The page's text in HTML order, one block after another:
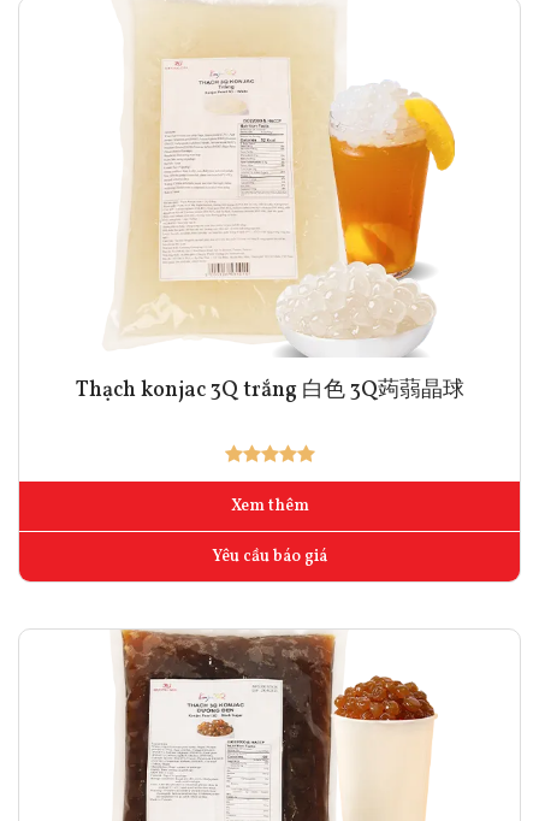
Thạch konjac 3Q trắng 白色 3Q蒟蒻晶球
Xem thêm
Yêu cầu báo giá